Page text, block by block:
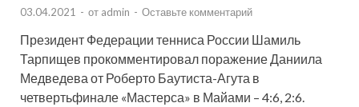
03.04.2021 - от admin - Оставьте комментарий
Президент Федерации тенниса России Шамиль
Тарпищев прокомментировал поражение Даниила
Медведева от Роберто Баутиста-Агута в
четвертьфинале «Мастерса» в Майами – 4:6, 2:6.